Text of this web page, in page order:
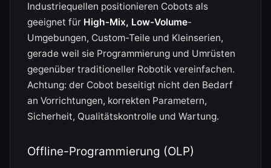
Industriequellen positionieren Cobots als
geeignet für High-Mix, Low-Volume-
Umgebungen, Custom-Teile und Kleinserien,
gerade weil sie Programmierung und Umrüsten
gegenüber traditioneller Robotik vereinfachen.
Achtung: der Cobot beseitigt nicht den Bedarf
an Vorrichtungen, korrekten Parametern,
Sicherheit, Qualitätskontrolle und Wartung.
Offline-Programmierung (OLP)